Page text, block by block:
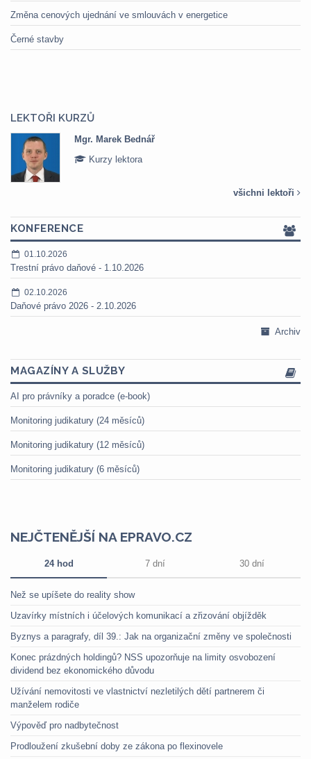
Změna cenových ujednání ve smlouvách v energetice
Černé stavby
LEKTOŘI KURZŮ
Mgr. Marek Bednář
Kurzy lektora
všichni lektoři
KONFERENCE
01.10.2026
Trestní právo daňové - 1.10.2026
02.10.2026
Daňové právo 2026 - 2.10.2026
Archiv
MAGAZÍNY A SLUŽBY
AI pro právníky a poradce (e-book)
Monitoring judikatury (24 měsíců)
Monitoring judikatury (12 měsíců)
Monitoring judikatury (6 měsíců)
NEJČTENĚJŠÍ NA EPRAVO.CZ
24 hod 7 dní 30 dní
Než se upíšete do reality show
Uzavírky místních i účelových komunikací a zřizování objížděk
Byznys a paragrafy, díl 39.: Jak na organizační změny ve společnosti
Konec prázdných holdingů? NSS upozorňuje na limity osvobození
dividend bez ekonomického důvodu
Užívání nemovitosti ve vlastnictví nezletilých dětí partnerem či
manželem rodiče
Výpověď pro nadbytečnost
Prodloužení zkušební doby ze zákona po flexinovele